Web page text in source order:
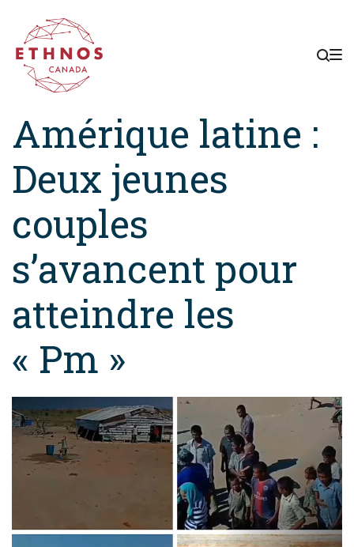
main
navigation
content
footer
Amérique latine :
Deux jeunes
couples
s’avancent pour
atteindre les
« Pm »